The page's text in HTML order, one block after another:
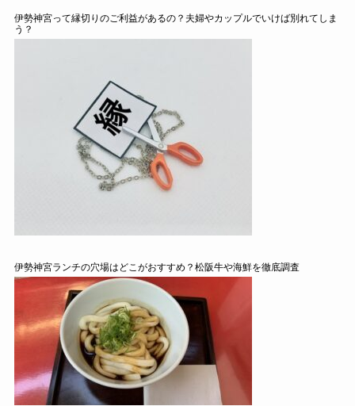
伊勢神宮って縁切りのご利益があるの？夫婦やカップルでいけば別れてしま
う？
伊勢神宮ランチの穴場はどこがおすすめ？松阪牛や海鮮を徹底調査